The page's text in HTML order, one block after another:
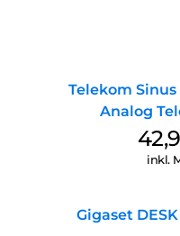
Telekom Sinus
Analog
inkl.
Gigaset